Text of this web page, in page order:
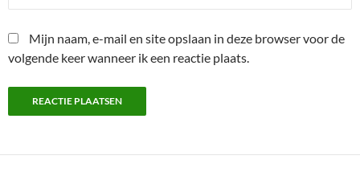
Mijn naam, e-mail en site opslaan in deze browser voor de
volgende keer wanneer ik een reactie plaats.